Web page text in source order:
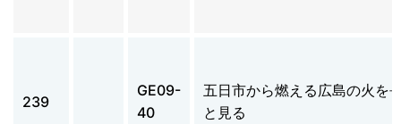
239
GE09-
40
五日市から燃える広島の火を
と見る